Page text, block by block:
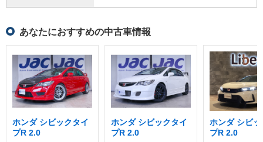
あなたにおすすめの中古車情報
ホンダ シビックタイ
プR 2.0
ホンダ シビックタイ
プR 2.0
ホンダ シビ
プR 2.0